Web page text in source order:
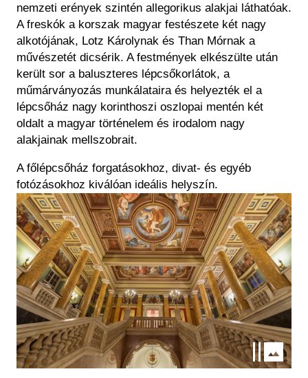
nemzeti erények szintén allegorikus alakjai láthatóak.
A freskók a korszak magyar festészete két nagy
alkotójának, Lotz Károlynak és Than Mórnak a
művészetét dicsérik. A festmények elkészülte után
került sor a baluszteres lépcsőkorlátok, a
műmárványozás munkálataira és helyezték el a
lépcsőház nagy korinthoszi oszlopai mentén két
oldalt a magyar történelem és irodalom nagy
alakjainak mellszobrait.
A főlépcsőház forgatásokhoz, divat- és egyéb
fotózásokhoz kiválóan ideális helyszín.
Kép